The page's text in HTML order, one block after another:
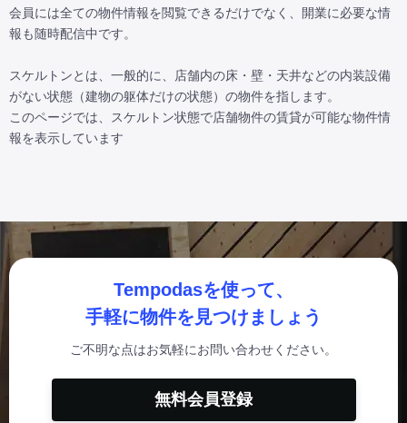
会員には全ての物件情報を閲覧できるだけでなく、開業に必要な情
報も随時配信中です。
スケルトンとは、一般的に、店舗内の床・壁・天井などの内装設備
がない状態（建物の躯体だけの状態）の物件を指します。
このページでは、スケルトン状態で店舗物件の賃貸が可能な物件情
報を表示しています
Tempodasを使って、
手軽に物件を見つけましょう
ご不明な点はお気軽にお問い合わせください。
無料会員登録